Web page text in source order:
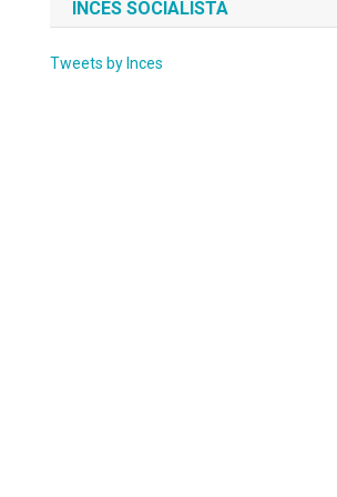
INCES SOCIALISTA
Tweets by Inces